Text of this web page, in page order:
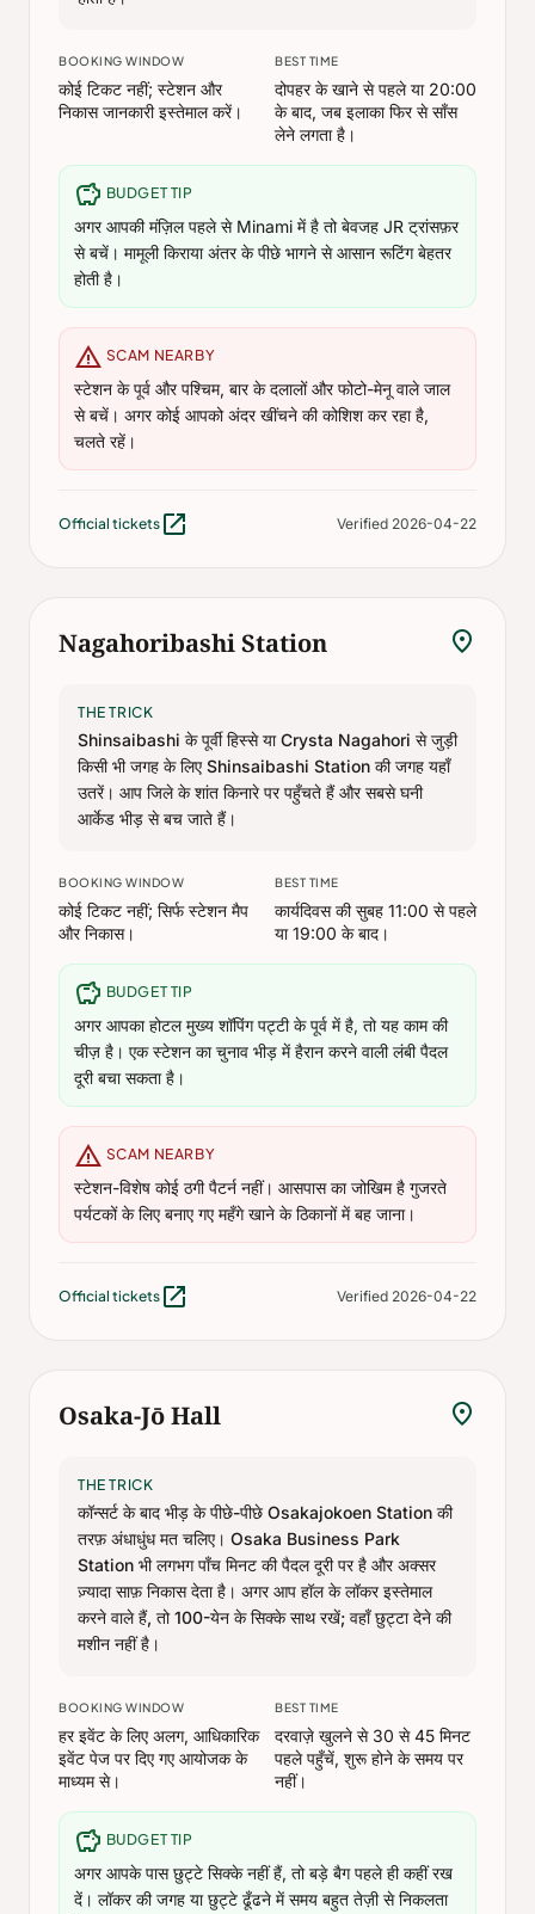
BOOKING WINDOW
कोई टिकट नहीं; स्टेशन और
निकास जानकारी इस्तेमाल करें।
BEST TIME
दोपहर के खाने से पहले या 20:00
के बाद, जब इलाका फिर से साँस
लेने लगता है।
savings BUDGET TIP
अगर आपकी मंज़िल पहले से Minami में है तो बेवजह JR ट्रांसफ़र
से बचें। मामूली किराया अंतर के पीछे भागने से आसान रूटिंग बेहतर
होती है।
warning SCAM NEARBY
स्टेशन के पूर्व और पश्चिम, बार के दलालों और फोटो-मेनू वाले जाल
से बचें। अगर कोई आपको अंदर खींचने की कोशिश कर रहा है,
चलते रहें।
Official tickets open_in_new Verified 2026-04-22
Nagahoribashi Station location_on
THE TRICK
Shinsaibashi के पूर्वी हिस्से या Crysta Nagahori से जुड़ी
किसी भी जगह के लिए Shinsaibashi Station की जगह यहाँ
उतरें। आप जिले के शांत किनारे पर पहुँचते हैं और सबसे घनी
आर्केड भीड़ से बच जाते हैं।
BOOKING WINDOW
कोई टिकट नहीं; सिर्फ स्टेशन मैप
और निकास।
BEST TIME
कार्यदिवस की सुबह 11:00 से पहले
या 19:00 के बाद।
savings BUDGET TIP
अगर आपका होटल मुख्य शॉपिंग पट्टी के पूर्व में है, तो यह काम की
चीज़ है। एक स्टेशन का चुनाव भीड़ में हैरान करने वाली लंबी पैदल
दूरी बचा सकता है।
warning SCAM NEARBY
स्टेशन-विशेष कोई ठगी पैटर्न नहीं। आसपास का जोखिम है गुजरते
पर्यटकों के लिए बनाए गए महँगे खाने के ठिकानों में बह जाना।
Official tickets open_in_new Verified 2026-04-22
Osaka-Jō Hall location_on
THE TRICK
कॉन्सर्ट के बाद भीड़ के पीछे-पीछे Osakajokoen Station की
तरफ़ अंधाधुंध मत चलिए। Osaka Business Park
Station भी लगभग पाँच मिनट की पैदल दूरी पर है और अक्सर
ज़्यादा साफ़ निकास देता है। अगर आप हॉल के लॉकर इस्तेमाल
करने वाले हैं, तो 100-येन के सिक्के साथ रखें; वहाँ छुट्टा देने की
मशीन नहीं है।
BOOKING WINDOW
हर इवेंट के लिए अलग, आधिकारिक
इवेंट पेज पर दिए गए आयोजक के
माध्यम से।
BEST TIME
दरवाज़े खुलने से 30 से 45 मिनट
पहले पहुँचें, शुरू होने के समय पर
नहीं।
savings BUDGET TIP
अगर आपके पास छुट्टे सिक्के नहीं हैं, तो बड़े बैग पहले ही कहीं रख
दें। लॉकर की जगह या छुट्टे ढूँढने में समय बहुत तेज़ी से निकलता